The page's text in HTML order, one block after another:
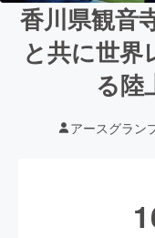
香川県観音
と共に世界
る陸
アースグラン